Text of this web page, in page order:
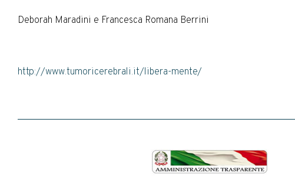
Deborah Maradini e Francesca Romana Berrini
http://www.tumoricerebrali.it/libera-mente/